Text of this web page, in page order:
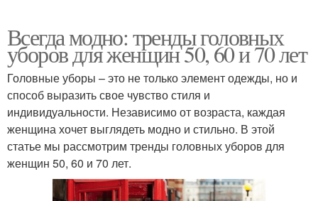
Всегда модно: тренды головных
уборов для женщин 50, 60 и 70 лет
Головные уборы – это не только элемент одежды, но и
способ выразить свое чувство стиля и
индивидуальности. Независимо от возраста, каждая
женщина хочет выглядеть модно и стильно. В этой
статье мы рассмотрим тренды головных уборов для
женщин 50, 60 и 70 лет.